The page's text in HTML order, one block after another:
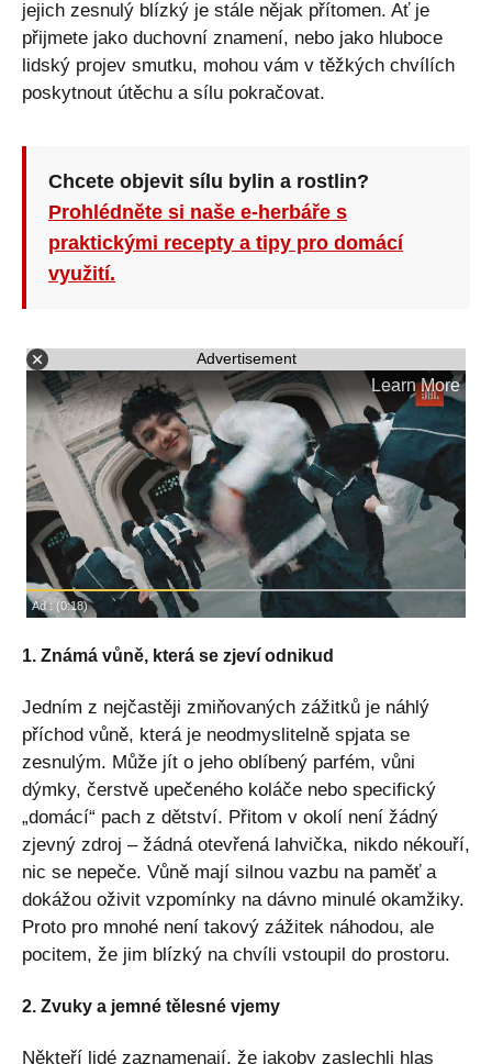
jejich zesnulý blízký je stále nějak přítomen. Ať je
přijmete jako duchovní znamení, nebo jako hluboce
lidský projev smutku, mohou vám v těžkých chvílích
poskytnout útěchu a sílu pokračovat.
Chcete objevit sílu bylin a rostlin?
Prohlédněte si naše e-herbáře s
praktickými recepty a tipy pro domácí
využití.
Advertisement
1. Známá vůně, která se zjeví odnikud
Jedním z nejčastěji zmiňovaných zážitků je náhlý
příchod vůně, která je neodmyslitelně spjata se
zesnulým. Může jít o jeho oblíbený parfém, vůni
dýmky, čerstvě upečeného koláče nebo specifický
„domácí“ pach z dětství. Přitom v okolí není žádný
zjevný zdroj – žádná otevřená lahvička, nikdo nékouří,
nic se nepeče. Vůně mají silnou vazbu na paměť a
dokážou oživit vzpomínky na dávno minulé okamžiky.
Proto pro mnohé není takový zážitek náhodou, ale
pocitem, že jim blízký na chvíli vstoupil do prostoru.
2. Zvuky a jemné tělesné vjemy
Někteří lidé zaznamenají, že jakoby zaslechli hlas